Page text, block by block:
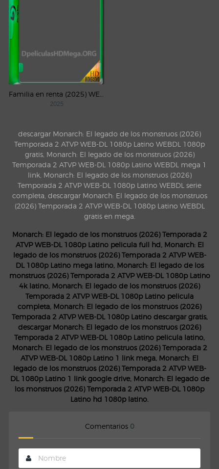
2025
descargar Monarch: El legado de los monstruos (2026)
Temporada 2 ATVP WEB-DL 1080p Latino WEBDL 1080p
gratis, Monarch: El legado de los monstruos (2026)
Temporada 2 ATVP WEB-DL 1080p Latino WEBDL mega 1
link, Monarch: El legado de los monstruos (2026)
Temporada 2 ATVP WEB-DL 1080p Latino WEBDL serie
completa, descargar Monarch: El legado de los monstruos
(2026) Temporada 2 ATVP WEB-DL 1080p Latino WEBDL
gratis en mega.
Monarch: El legado de los monstruos (2026) Temporada 2
ATVP WEB-DL 1080p Latino pelicula full hd, Monarch: El
legado de los monstruos (2026) Temporada 2 ATVP WEB-
DL 1080p Latino mega latino, Monarch: El legado de los
monstruos (2026) Temporada 2 ATVP WEB-DL 1080p Latino
4k latino, Monarch: El legado de los monstruos (2026)
Temporada 2 ATVP WEB-DL 1080p Latino pelicula
completa, Monarch: El legado de los monstruos (2026)
Temporada 2 ATVP WEB-DL 1080p Latino descargar gratis,
descargar Monarch: El legado de los monstruos (2026)
Temporada 2 ATVP WEB-DL 1080p Latino pelicula latino,
Monarch: El legado de los monstruos (2026) Temporada 2
ATVP WEB-DL 1080p Latino 1 link mega, Monarch: El
legado de los monstruos (2026) Temporada 2 ATVP WEB-
DL 1080p Latino 1 link google drive, Monarch: El legado de
los monstruos (2026) Temporada 2 ATVP WEB-DL 1080p
Latino hd 1080p latino.
Comentarios 0